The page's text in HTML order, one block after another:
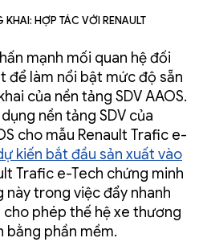
Hợp tác với Renault
mạnh mối quan hệ đối
để làm nổi bật mức độ sẵn
của nền tảng SDV AAOS.
nền tảng SDV của
cho mẫu Renault Trafic e-
kiến bắt đầu sản xuất vào
Trafic e-Tech chứng minh
này trong việc đẩy nhanh
phép thế hệ xe thương
bằng phần mềm.